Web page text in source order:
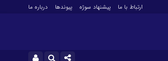
ارتباط با ما پیشنهاد سوژه پیوندها درباره ما